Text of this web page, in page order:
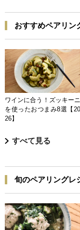
おすすめペアリン
ワインに合う！ズッキーニ
を使ったおつまみ8選【20
26】
すべて見る
旬のペアリングレ